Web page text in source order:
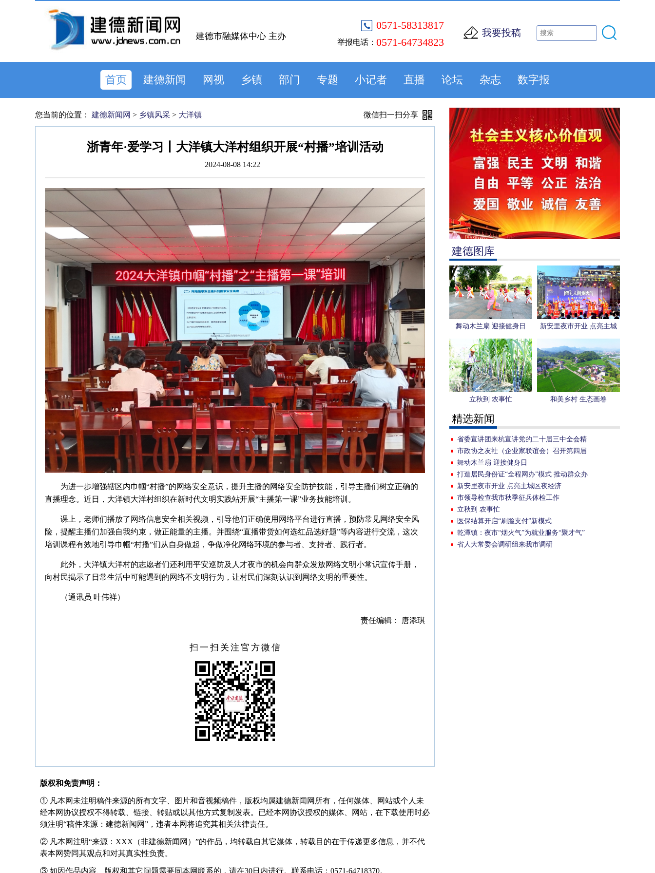
0571-58313817
举报电话： 0571-64734823
我要投稿
建德市融媒体中心 主办
首页 建德新闻 网视 乡镇 部门 专题 小记者 直播 论坛 杂志 数字报
建德图库
舞动木兰扇 迎接健身日
新安里夜市开业 点亮主城
区夜经济
立秋到 农事忙 和美乡村 生态画卷
精选新闻
省委宣讲团来杭宣讲党的二十届三中全会精
神
市政协之友社（企业家联谊会）召开第四届
第三次会员大会
舞动木兰扇 迎接健身日
打造居民身份证“全程网办”模式 推动群众办
证“一次不用跑”
新安里夜市开业 点亮主城区夜经济
市领导检查我市秋季征兵体检工作
立秋到 农事忙
医保结算开启“刷脸支付”新模式
乾潭镇：夜市“烟火气”为就业服务“聚才气”
省人大常委会调研组来我市调研
您当前的位置： 建德新闻网 > 乡镇风采 > 大洋镇 微信扫一扫分享
浙青年·爱学习丨大洋镇大洋村组织开展“村播”培训活动
2024-08-08 14:22
为进一步增强辖区内巾帼“村播”的网络安全意识，提升主播的网络安全防护技能，引导主播们树立正确的
直播理念。近日，大洋镇大洋村组织在新时代文明实践站开展“主播第一课”业务技能培训。
课上，老师们播放了网络信息安全相关视频，引导他们正确使用网络平台进行直播，预防常见网络安全风
险，提醒主播们加强自我约束，做正能量的主播。并围绕“直播带货如何选红品选好题”等内容进行交流，这次
培训课程有效地引导巾帼“村播”们从自身做起，争做净化网络环境的参与者、支持者、践行者。
此外，大洋镇大洋村的志愿者们还利用平安巡防及人才夜市的机会向群众发放网络文明小常识宣传手册，
向村民揭示了日常生活中可能遇到的网络不文明行为，让村民们深刻认识到网络文明的重要性。
（通讯员 叶伟祥）
责任编辑： 唐添琪
扫一扫关注官方微信
版权和免责声明：
① 凡本网未注明稿件来源的所有文字、图片和音视频稿件，版权均属建德新闻网所有，任何媒体、网站或个人未
经本网协议授权不得转载、链接、转贴或以其他方式复制发表。已经本网协议授权的媒体、网站，在下载使用时必
须注明“稿件来源：建德新闻网”，违者本网将追究其相关法律责任。
② 凡本网注明“来源：XXX（非建德新闻网）”的作品，均转载自其它媒体，转载目的在于传递更多信息，并不代
表本网赞同其观点和对其真实性负责。
③ 如因作品内容、版权和其它问题需要同本网联系的，请在30日内进行。联系电话：0571-64718370。